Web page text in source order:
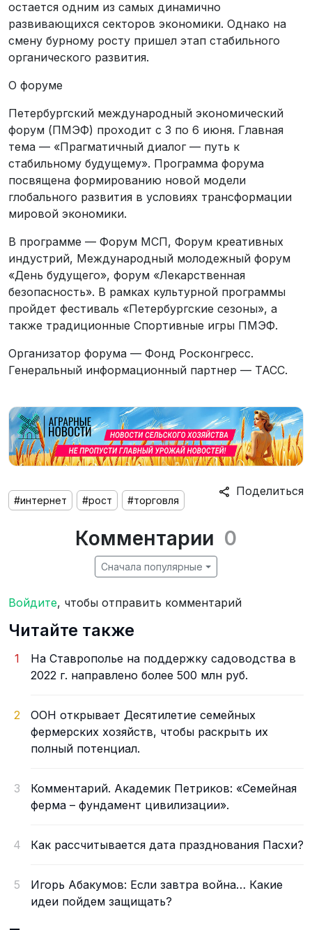
остается одним из самых динамично
развивающихся секторов экономики. Однако на
смену бурному росту пришел этап стабильного
органического развития.
О форуме
Петербургский международный экономический
форум (ПМЭФ) проходит с 3 по 6 июня. Главная
тема — «Прагматичный диалог — путь к
стабильному будущему». Программа форума
посвящена формированию новой модели
глобального развития в условиях трансформации
мировой экономики.
В программе — Форум МСП, Форум креативных
индустрий, Международный молодежный форум
«День будущего», форум «Лекарственная
безопасность». В рамках культурной программы
пройдет фестиваль «Петербургские сезоны», а
также традиционные Спортивные игры ПМЭФ.
Организатор форума — Фонд Росконгресс.
Генеральный информационный партнер — ТАСС.
Поделиться
#интернет #рост #торговля
Комментарии 0
Сначала популярные
Войдите, чтобы отправить комментарий
Читайте также
1
На Ставрополье на поддержку садоводства в
2022 г. направлено более 500 млн руб.
2
ООН открывает Десятилетие семейных
фермерских хозяйств, чтобы раскрыть их
полный потенциал.
3
Комментарий. Академик Петриков: «Семейная
ферма – фундамент цивилизации».
4 Как рассчитывается дата празднования Пасхи?
5
Игорь Абакумов: Если завтра война… Какие
идеи пойдем защищать?